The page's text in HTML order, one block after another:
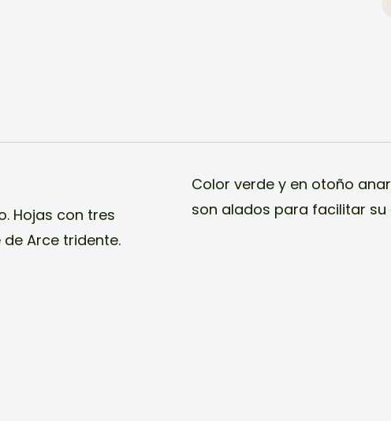
Hojas con tres
Arce tridente.
Color verde y en otoño
son alados para facilitar